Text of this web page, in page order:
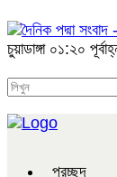
চুয়াডাঙ্গা ০১:২০
প্রচ্ছদ